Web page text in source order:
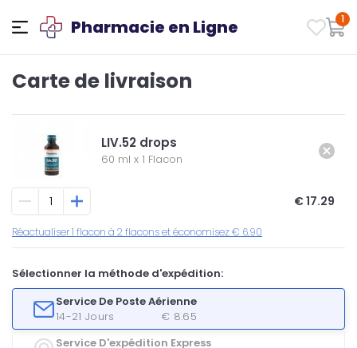
Pharmacie en Ligne 1
Carte de livraison
LIV.52 drops
60 ml x 1 Flacon
€ 17.29
Réactualiser 1 flacon à 2 flacons et économisez € 6.90
Sélectionner la méthode d'expédition:
Service De Poste Aérienne
14-21 Jours
€ 8.65
Service D'expédition Express